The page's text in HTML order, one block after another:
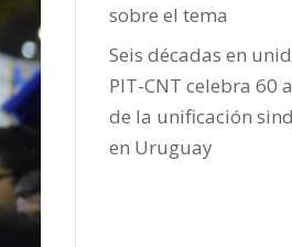
sobre el tema
Seis décadas en
PIT-CNT celebra 60
de la unificación
en Uruguay